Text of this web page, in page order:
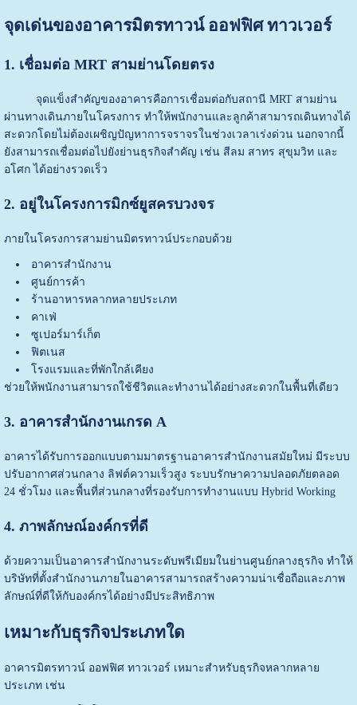
จุดเด่นของอาคารมิตรทาวน์ ออฟฟิศ ทาวเวอร์
1. เชื่อมต่อ MRT สามย่านโดยตรง
จุดแข็งสำคัญของอาคารคือการเชื่อมต่อกับสถานี MRT สามย่าน
ผ่านทางเดินภายในโครงการ ทำให้พนักงานและลูกค้าสามารถเดินทางได้
สะดวกโดยไม่ต้องเผชิญปัญหาการจราจรในช่วงเวลาเร่งด่วน นอกจากนี้
ยังสามารถเชื่อมต่อไปยังย่านธุรกิจสำคัญ เช่น สีลม สาทร สุขุมวิท และ
อโศก ได้อย่างรวดเร็ว
2. อยู่ในโครงการมิกซ์ยูสครบวงจร
ภายในโครงการสามย่านมิตรทาวน์ประกอบด้วย
อาคารสำนักงาน
ศูนย์การค้า
ร้านอาหารหลากหลายประเภท
คาเฟ่
ซูเปอร์มาร์เก็ต
ฟิตเนส
โรงแรมและที่พักใกล้เคียง
ช่วยให้พนักงานสามารถใช้ชีวิตและทำงานได้อย่างสะดวกในพื้นที่เดียว
3. อาคารสำนักงานเกรด A
อาคารได้รับการออกแบบตามมาตรฐานอาคารสำนักงานสมัยใหม่ มีระบบ
ปรับอากาศส่วนกลาง ลิฟต์ความเร็วสูง ระบบรักษาความปลอดภัยตลอด
24 ชั่วโมง และพื้นที่ส่วนกลางที่รองรับการทำงานแบบ Hybrid Working
4. ภาพลักษณ์องค์กรที่ดี
ด้วยความเป็นอาคารสำนักงานระดับพรีเมียมในย่านศูนย์กลางธุรกิจ ทำให้
บริษัทที่ตั้งสำนักงานภายในอาคารสามารถสร้างความน่าเชื่อถือและภาพ
ลักษณ์ที่ดีให้กับองค์กรได้อย่างมีประสิทธิภาพ
เหมาะกับธุรกิจประเภทใด
อาคารมิตรทาวน์ ออฟฟิศ ทาวเวอร์ เหมาะสำหรับธุรกิจหลากหลาย
ประเภท เช่น